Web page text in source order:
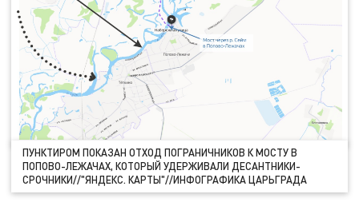
ПУНКТИРОМ ПОКАЗАН ОТХОД ПОГРАНИЧНИКОВ К МОСТУ В
ПОПОВО-ЛЕЖАЧАХ, КОТОРЫЙ УДЕРЖИВАЛИ ДЕСАНТНИКИ-
СРОЧНИКИ//"ЯНДЕКС. КАРТЫ"//ИНФОГРАФИКА ЦАРЬГРАДА